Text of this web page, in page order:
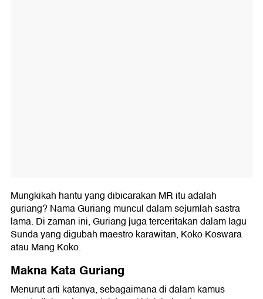
Mungkikah hantu yang dibicarakan MR itu adalah
guriang? Nama Guriang muncul dalam sejumlah sastra
lama. Di zaman ini, Guriang juga terceritakan dalam lagu
Sunda yang digubah maestro karawitan, Koko Koswara
atau Mang Koko.
Makna Kata Guriang
Menurut arti katanya, sebagaimana di dalam kamus